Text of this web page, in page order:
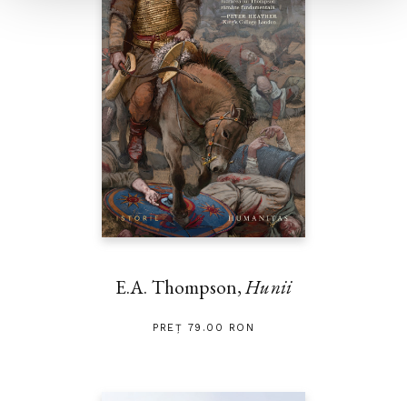
E.A. Thompson,Hunii
PREȚ 79.00 RON